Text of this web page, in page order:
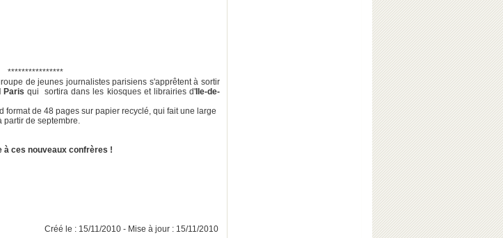
****************
de jeunes journalistes parisiens s'apprêtent à sortir
Paris qui sortira dans les kiosques et librairies d' Ile-de-
format de 48 pages sur papier recyclé, qui fait une large
partir de septembre.
à ces nouveaux confrères !
Créé le : 15/11/2010 - Mise à jour : 15/11/2010